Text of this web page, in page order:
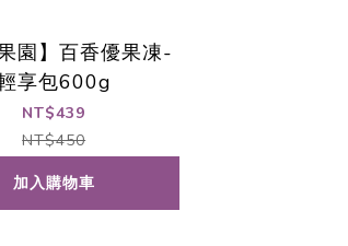
果園】百香優果凍-
享包600g
NT$439
NT$450
加入購物車